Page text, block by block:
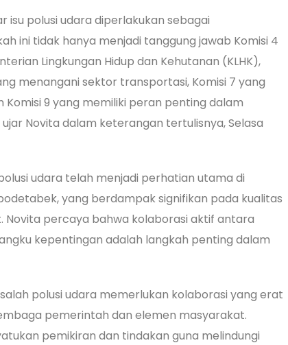
isu polusi udara diperlakukan sebagai
ini tidak hanya menjadi tanggung jawab Komisi 4
Lingkungan Hidup dan Kehutanan (KLHK),
menangani sektor transportasi, Komisi 7 yang
9 yang memiliki peran penting dalam
Novita dalam keterangan tertulisnya, Selasa
udara telah menjadi perhatian utama di
yang berdampak signifikan pada kualitas
Novita percaya bahwa kolaborasi aktif antara
kepentingan adalah langkah penting dalam
polusi udara memerlukan kolaborasi yang erat
pemerintah dan elemen masyarakat.
pemikiran dan tindakan guna melindungi